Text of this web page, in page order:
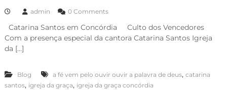
admin 0 Comments
Catarina Santos em Concórdia Culto dos Vencedores
Com a presença especial da cantora Catarina Santos Igreja
da […]
Blog a fé vem pelo ouvir ouvir a palavra de deus, catarina
santos, igreja da graça, igreja da graça concórdia